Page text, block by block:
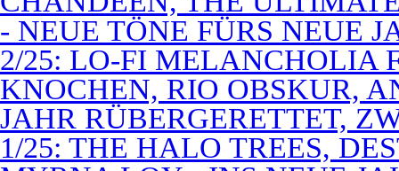
- NEUE TÖNE FÜRS NEUE
2/25: LO-FI MELANCHOLIA
KNOCHEN, RIO OBSKUR,
JAHR RÜBERGERETTET,
1/25: THE HALO TREES,